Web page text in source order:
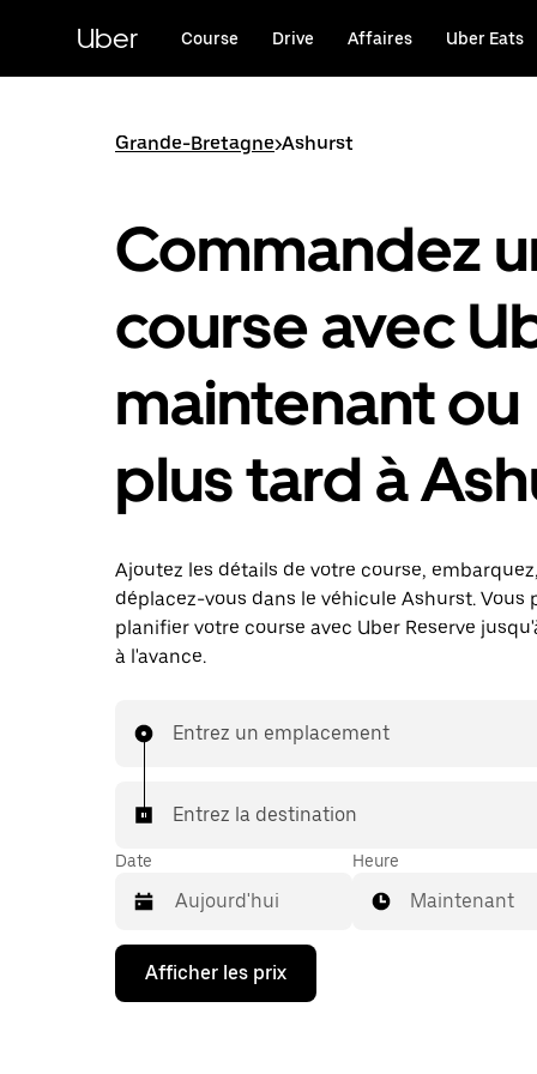
principal
Uber Course Drive Affaires Uber Eats
Grande-Bretagne>Ashurst
Commandez
course avec
maintenant ou
plus tard à
Ajoutez les détails de votre course,
déplacez-vous dans le véhicule Ashurst. Vous
planifier votre course avec Uber Reserve
à l'avance.
Entrez un emplacement
Entrez la destination
Date
Appuyez
la
Heure
Maintenant
Afficher les prix